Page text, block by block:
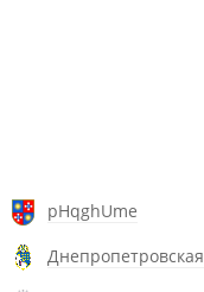
pHqghUme
Днепропетровская